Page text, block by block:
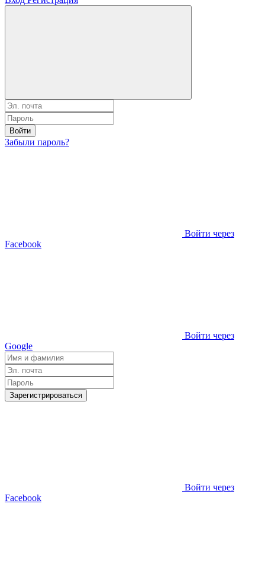
Войти
Забыли пароль?
Войти через
Facebook
Войти через
Google
Зарегистрироваться
Войти через
Facebook